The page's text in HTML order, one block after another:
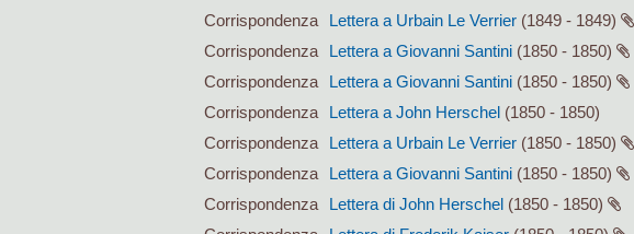
Corrispondenza
Lettera a Urbain Le Verrier (1849 - 1849)
Corrispondenza
Lettera a Giovanni Santini (1850 - 1850)
Corrispondenza
Lettera a Giovanni Santini (1850 - 1850)
Corrispondenza
Lettera a John Herschel (1850 - 1850)
Corrispondenza
Lettera a Urbain Le Verrier (1850 - 1850)
Corrispondenza
Lettera a Giovanni Santini (1850 - 1850)
Corrispondenza
Lettera di John Herschel (1850 - 1850)